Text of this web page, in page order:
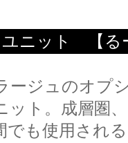
ニット 【る
ージュのオプ
ット。成層圏
でも使用され